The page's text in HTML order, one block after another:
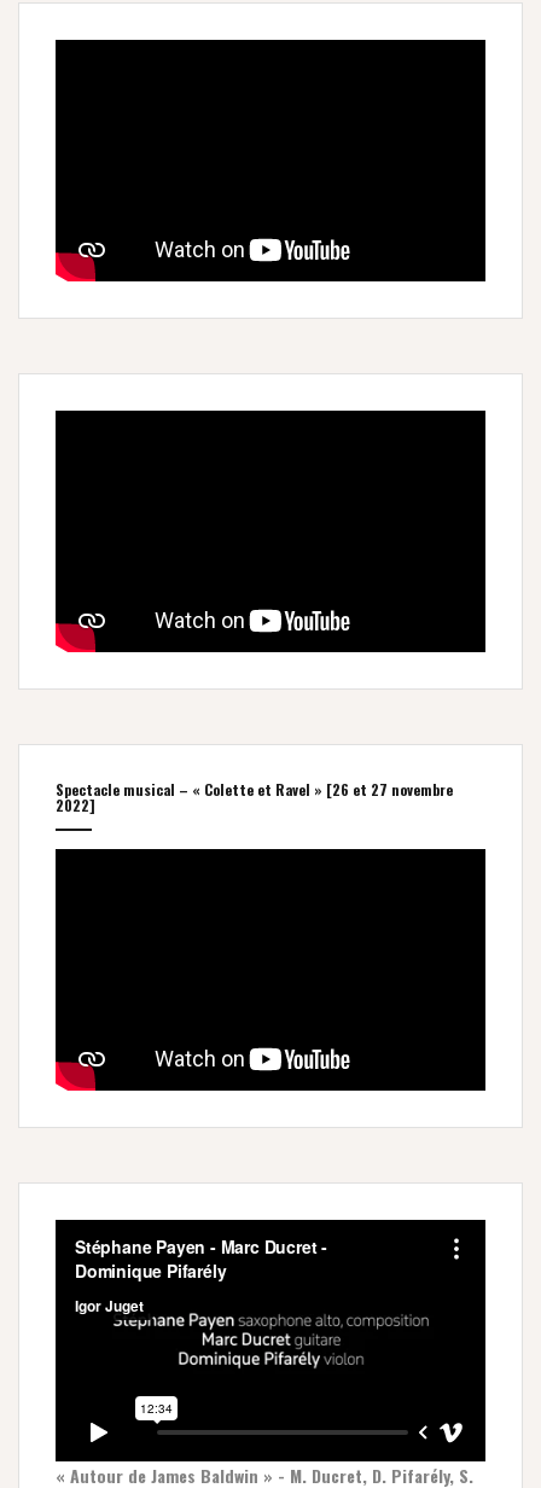
Spectacle musical – « Colette et Ravel » [26 et 27 novembre
2022]
« Autour de James Baldwin » - M. Ducret, D. Pifarély, S.